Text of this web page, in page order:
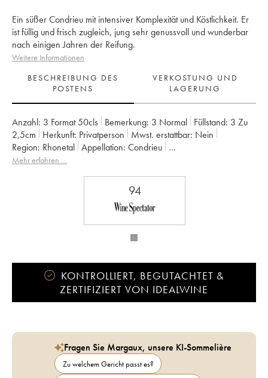
Ein süßer Condrieu mit intensiver Komplexität und Köstlichkeit. Er
ist füllig und frisch zugleich, jung sehr genussvoll und wunderbar
nach einigen Jahren der Reifung.
Weitere Informationen
BESCHREIBUNG DES
POSTENS
VERKOSTUNG UND
LAGERUNG
Anzahl: 3 Format 50cls Bemerkung: 3 Normal Füllstand: 3 Zu
2,5cm
Herkunft: privatperson Mwst. erstattbar:
nein
Region:
Rhonetal Appellation:
Condrieu
Eigentümer:
Yves Cuilleron (Domaine)
Mehr erfahren …
94
KONTROLLIERT, BEGUTACHTET &
ZERTIFIZIERT VON IDEALWINE
Fragen Sie Margaux, unsere KI-Sommelière
Zu welchem Gericht passt es?